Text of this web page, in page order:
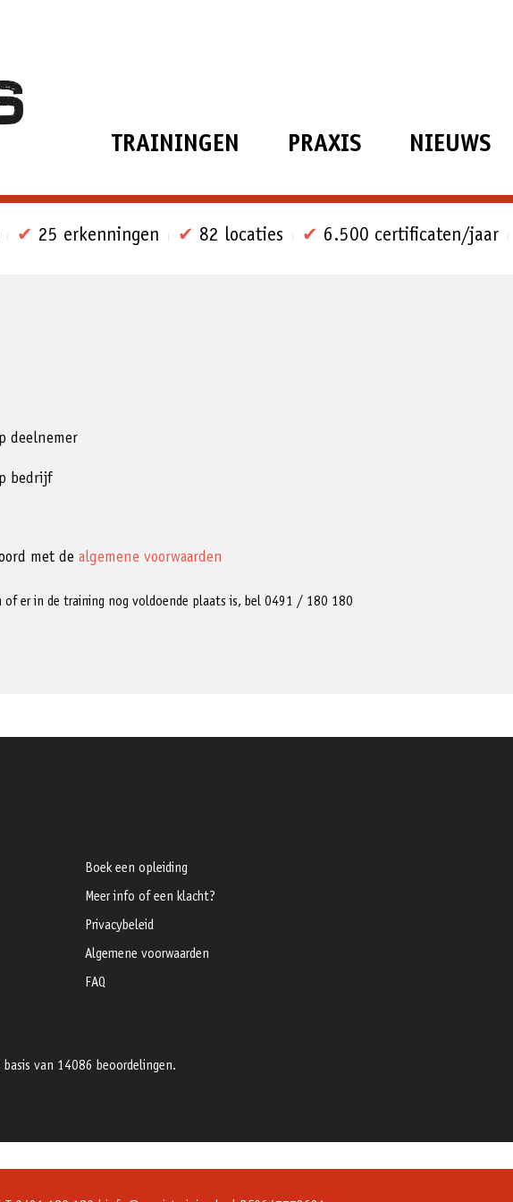
TRAININGEN PRAXIS NIEUWS
✔ 25 erkenningen ✔ 82 locaties ✔ 6.500 certificaten/jaar
deelnemer
bedrijf
met de algemene voorwaarden
of er in de training nog voldoende plaats is, bel 0491 / 180 180
Boek een opleiding
Meer info of een klacht?
Privacybeleid
Algemene voorwaarden
FAQ
van 14086 beoordelingen.